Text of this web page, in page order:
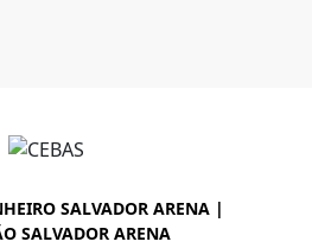
SALVADOR ARENA |
SALVADOR ARENA